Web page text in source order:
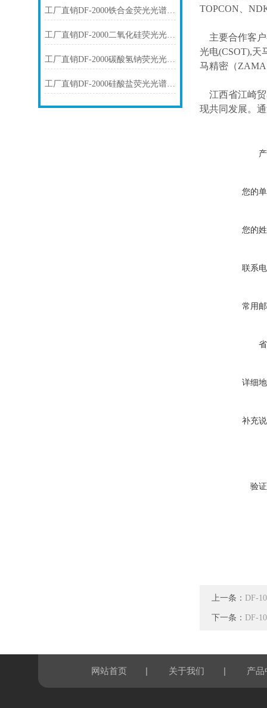
工厂直销DF-2000铁合金荧光光谱仪技术参数
工厂直销DF-2000二氧化硅荧光光谱仪技术参数
工厂直销DF-2000碳酸氢钠荧光光谱仪技术参数
工厂直销DF-2000硅酸盐荧光光谱仪技术参数
TOPCON、
主要合作客
光电(CSOT),天
马精密（
江西省江崎
现共同发展。
您的
您的
联系
常用
详细
补充
验
上一条： DF-
下一条： DF-
网站首页 | 关于我们 | 产品